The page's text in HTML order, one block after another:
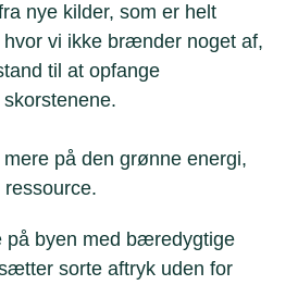
nye kilder, som er helt
vi ikke brænder noget af,
til at opfange
på den grønne energi,
på byen med bæredygtige
sorte aftryk uden for